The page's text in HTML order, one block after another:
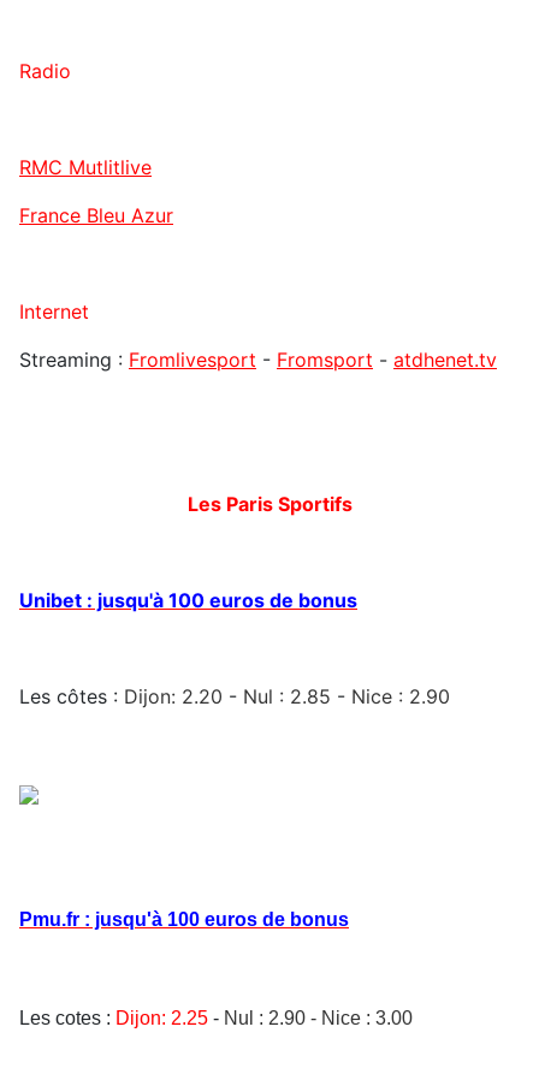
Radio
RMC Mutlitlive
France Bleu Azur
Internet
Streaming : Fromlivesport - Fromsport - atdhenet.tv
Les Paris Sportifs
Unibet : jusqu'à 100 euros de bonus
Les côtes : Dijon: 2.20 - Nul : 2.85 - Nice : 2.90
Pmu.fr : jusqu'à 100 euros de bonus
Les cotes : Dijon: 2.25 - Nul : 2.90 - Nice : 3.00